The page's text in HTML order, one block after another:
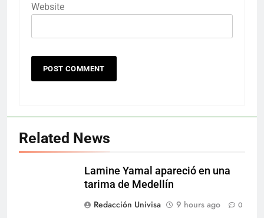
Website
Related News
Lamine Yamal apareció en una
tarima de Medellín
Redacción Univisa
9 hours ago 0